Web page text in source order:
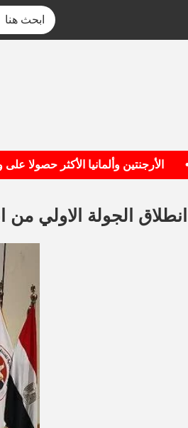
الأرجنتين وألمانيا الأكثر حصولا على
انطلاق الجولة الاولي